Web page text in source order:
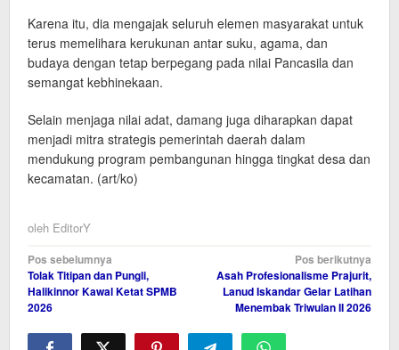
Karena itu, dia mengajak seluruh elemen masyarakat untuk
terus memelihara kerukunan antar suku, agama, dan
budaya dengan tetap berpegang pada nilai Pancasila dan
semangat kebhinekaan.
Selain menjaga nilai adat, damang juga diharapkan dapat
menjadi mitra strategis pemerintah daerah dalam
mendukung program pembangunan hingga tingkat desa dan
kecamatan. (art/ko)
oleh EditorY
Navigasi
pos
Pos sebelumnya
Tolak Titipan dan Pungli,
Halikinnor Kawal Ketat SPMB
2026
Pos berikutnya
Asah Profesionalisme Prajurit,
Lanud Iskandar Gelar Latihan
Menembak Triwulan II 2026